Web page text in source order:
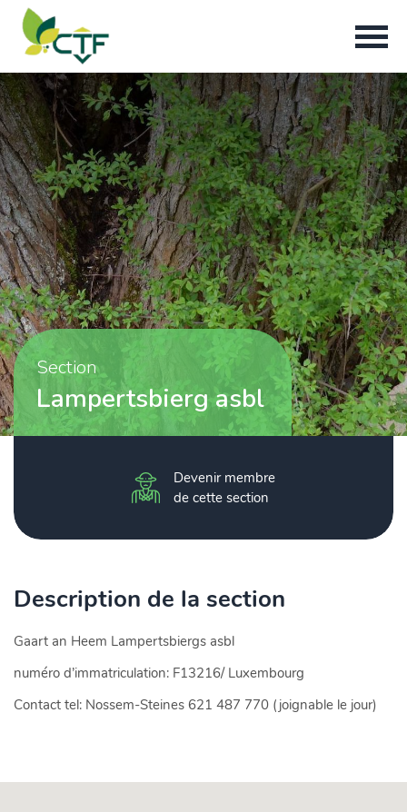
Section
Lampertsbierg asbl
Devenir membre
de cette section
Description de la section
Gaart an Heem Lampertsbiergs asbl
numéro d’immatriculation: F13216/ Luxembourg
Contact tel: Nossem-Steines 621 487 770 (joignable le jour)